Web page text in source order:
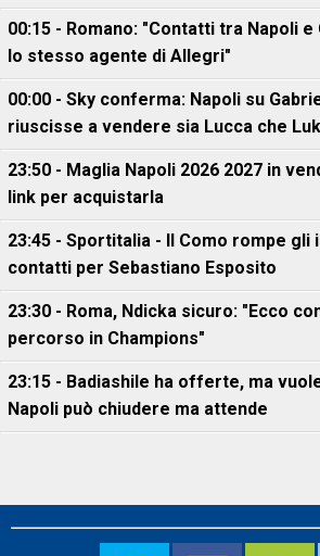
00:15 - Romano: "Contatti tra Napoli e
lo stesso agente di Allegri"
00:00 - Sky conferma: Napoli su
riuscisse a vendere sia Lucca che
23:50 - Maglia Napoli 2026 2027 in
link per acquistarla
23:45 - Sportitalia - Il Como rompe gli
contatti per Sebastiano Esposito
23:30 - Roma, Ndicka sicuro: "Ecco
percorso in Champions"
23:15 - Badiashile ha offerte, ma
Napoli può chiudere ma attende